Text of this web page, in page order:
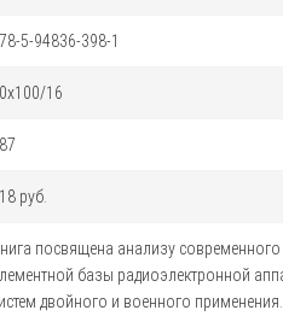
5-94836-398-1
16
руб.
посвящена анализу
базы радиоэлектронной
двойного и военного